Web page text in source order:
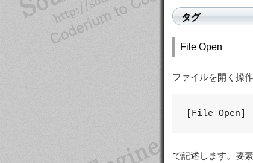
タグ
File Open
ファイルを開く操
[File Open]
で記述します。要